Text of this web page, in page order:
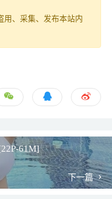
用、采集、发布本站内
61M]
下一篇